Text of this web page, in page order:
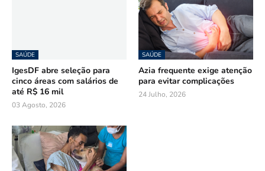
SAÚDE
IgesDF abre seleção para
cinco áreas com salários de
até R$ 16 mil
03 Agosto, 2026
SAÚDE
Azia frequente exige atenção
para evitar complicações
24 Julho, 2026